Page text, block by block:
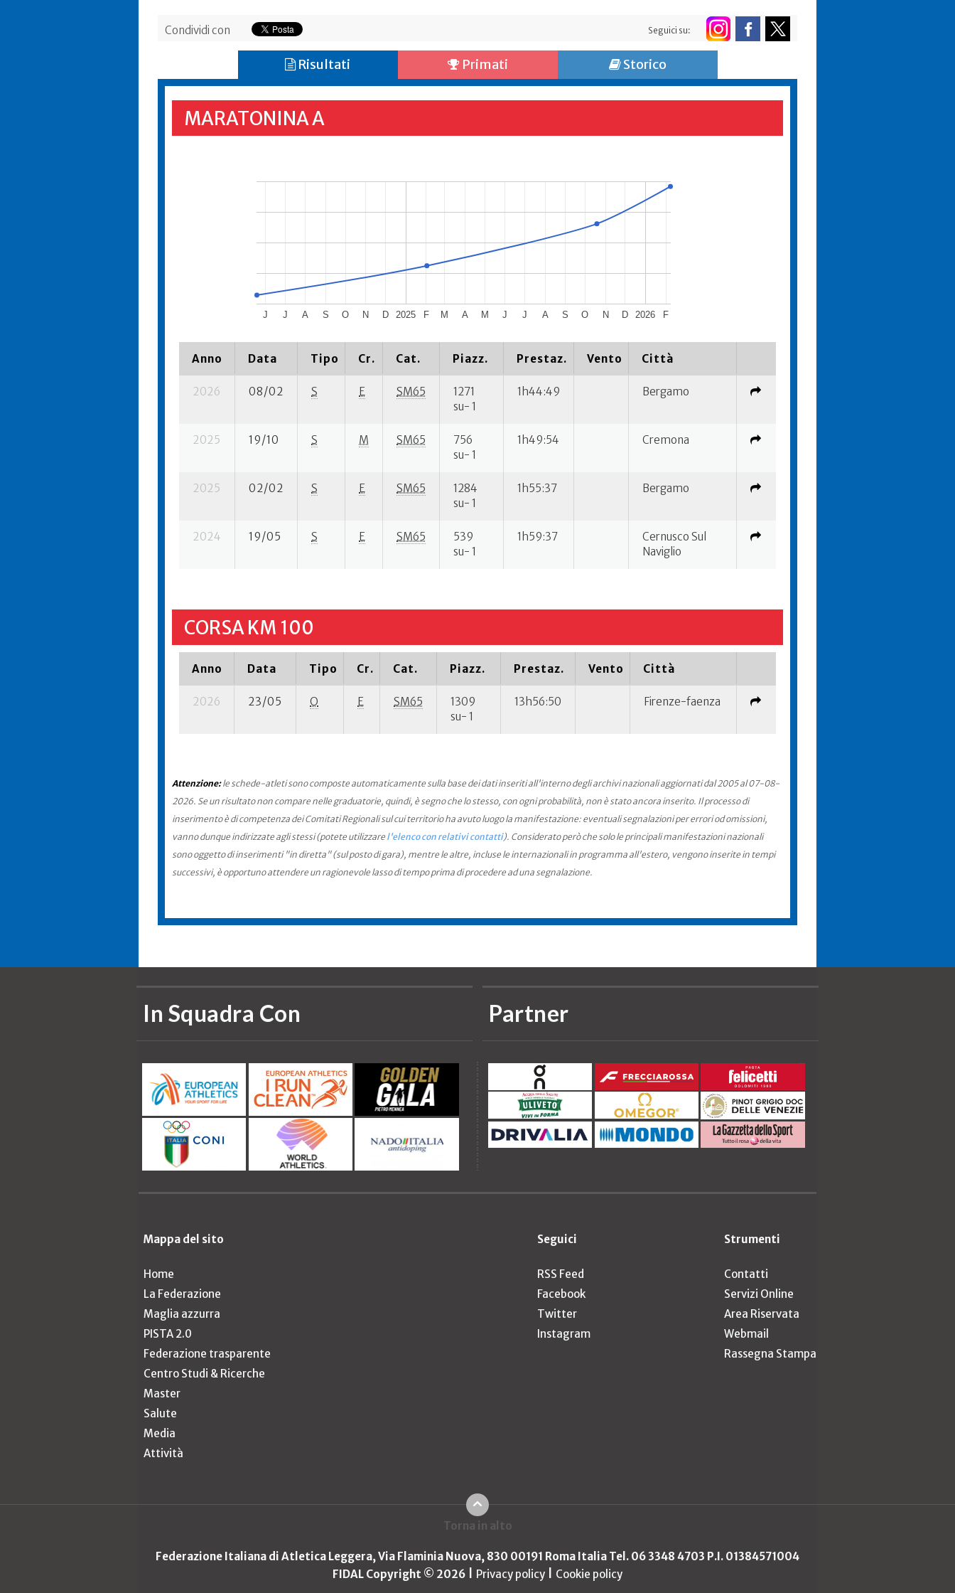
Condividi con Seguici su:
Risultati Primati Storico
MARATONINA A
2025 2026
J J A S O N D F M A M J J A S O N D F
Anno Data Tipo Cr. Cat. Piazz. Prestaz. Vento Città
2026 08/02 S E SM65
1271
su- 1
1h44:49 Bergamo
2025 19/10 S M SM65
756
su- 1
1h49:54 Cremona
2025 02/02 S E SM65
1284
su- 1
1h55:37 Bergamo
2024 19/05 S E SM65
539
su- 1
1h59:37
Cernusco Sul
Naviglio
CORSA KM 100
Anno Data Tipo Cr. Cat. Piazz. Prestaz. Vento Città
2026 23/05 O E SM65
1309
su- 1
13h56:50 Firenze-faenza
Attenzione:le schede-atleti sono composte automaticamente sulla base dei dati inseriti all'interno degli archivi nazionali aggiornati dal 2005 al 07-08-
2026. Se un risultato non compare nelle graduatorie, quindi, è segno che lo stesso, con ogni probabilità, non è stato ancora inserito. Il processo di
inserimento è di competenza dei Comitati Regionali sul cui territorio ha avuto luogo la manifestazione: eventuali segnalazioni per errori od omissioni,
vanno dunque indirizzate agli stessi (potete utilizzare l'elenco con relativi contatti). Considerato però che solo le principali manifestazioni nazionali
sono oggetto di inserimenti "in diretta" (sul posto di gara), mentre le altre, incluse le internazionali in programma all'estero, vengono inserite in tempi
successivi, è opportuno attendere un ragionevole lasso di tempo prima di procedere ad una segnalazione.
In Squadra Con Partner
Mappa del sito
Home
La Federazione
Maglia azzurra
PISTA 2.0
Federazione trasparente
Centro Studi & Ricerche
Master
Salute
Media
Attività
Seguici
RSS Feed
Facebook
Twitter
Instagram
Strumenti
Contatti
Servizi Online
Area Riservata
Webmail
Rassegna Stampa
Torna in alto
Federazione Italiana di Atletica Leggera, Via Flaminia Nuova, 830 00191 Roma Italia Tel. 06 3348 4703 P.I. 01384571004
FIDAL Copyright © 2026
Privacy policy Cookie policy